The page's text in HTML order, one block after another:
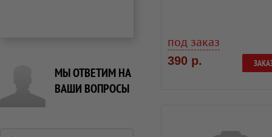
МЫ ОТВЕТИМ НА
ВАШИ ВОПРОСЫ
под заказ
390 р.